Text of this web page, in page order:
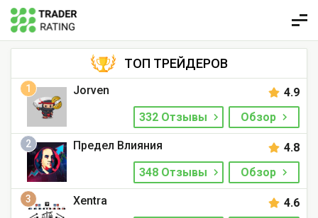
ТОП ТРЕЙДЕРОВ
1 Jorven
4.9
332 Отзывы
Обзор
2 Предел Влияния
4.8
348 Отзывы
Обзор
3 Xentra
4.6